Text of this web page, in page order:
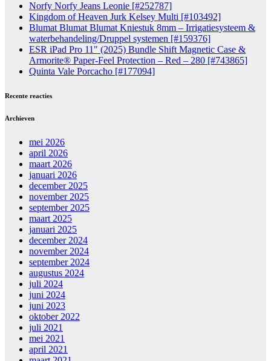
Norfy Norfy Jeans Leonie [#252787]
Kingdom of Heaven Jurk Kelsey Multi [#103492]
Blumat Blumat Blumat Kniestuk 8mm – Irrigatiesysteem &
waterbehandeling/Druppel systemen [#159376]
ESR iPad Pro 11" (2025) Bundle Shift Magnetic Case &
Armorite® Paper-Feel Protection – Red – 280 [#743865]
Quinta Vale Porcacho [#177094]
Recente reacties
Archieven
mei 2026
april 2026
maart 2026
januari 2026
december 2025
november 2025
september 2025
maart 2025
januari 2025
december 2024
november 2024
september 2024
augustus 2024
juli 2024
juni 2024
juni 2023
oktober 2022
juli 2021
mei 2021
april 2021